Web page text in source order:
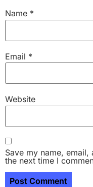
Name *
Email *
Website
Save my name,
the next time I